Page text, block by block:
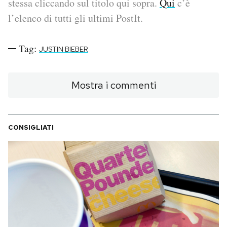
PODCAST
NEWSLETTER
I MIEI PREFERITI
CALENDARIO
AREA PERSONALE
stessa cliccando sul titolo qui sopra. Qui c’è
l’elenco di tutti gli ultimi PostIt.
Tag: JUSTIN BIEBER
Mostra i commenti
CONSIGLIATI